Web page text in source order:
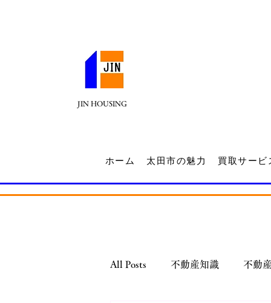
JIN HOUSING
ホーム 太田市の魅力 買取サービ
All Posts 不動産知識 不動